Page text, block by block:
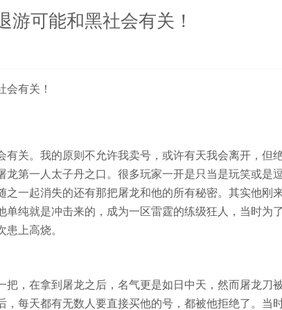
可能和黑社会有关！
有关！
关。我的原则不允许我卖号，或许有天我会离开，但
第一人太子丹之口。很多玩家一开是只当是玩笑或是
一起消失的还有那把屠龙和他的所有秘密。其实他刚
纯就是冲击来的，成为一区雷霆的练级狂人，当时为
上高烧。
，在拿到屠龙之后，名气更是如日中天，然而屠龙刀
每天都有无数人要直接买他的号，都被他拒绝了。当